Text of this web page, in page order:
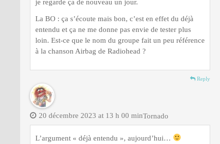
je regarde ça de nouveau un jour.
La BO : ça s’écoute mais bon, c’est en effet du déjà
entendu et ça ne me donne pas envie de tester plus
loin. Est-ce que le nom du groupe fait un peu référence
à la chanson Airbag de Radiohead ?
Reply
Tornado
20 décembre 2023 at 13 h 00 min
L’argument « déjà entendu », aujourd’hui…